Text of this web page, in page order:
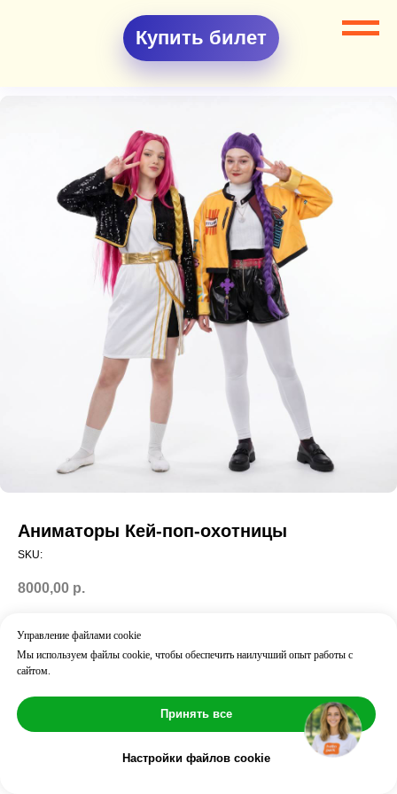
Купить билет
Аниматоры Кей-поп-охотницы
SKU:
8000,00 р.
Аниме
Что входит:
✔ аниматор в костюме
✔ реквизит
✔ взаимодействие со всеми детьми
Результат:
дети активно вовлечены, веселье с первых минут
Управление файлами cookie
Мы используем файлы cookie, чтобы обеспечить наилучший опыт работы с
сайтом.
Принять все
Настройки файлов cookie